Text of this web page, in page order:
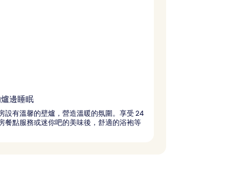
邊睡眠
設有溫馨的壁爐，營造溫暖的氛圍。享受 24
餐點服務或迷你吧的美味後，舒適的浴袍等